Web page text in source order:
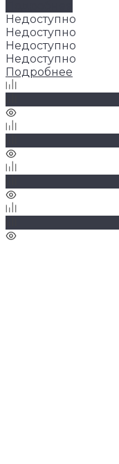
Недоступно
Недоступно
Недоступно
Недоступно
Подробнее